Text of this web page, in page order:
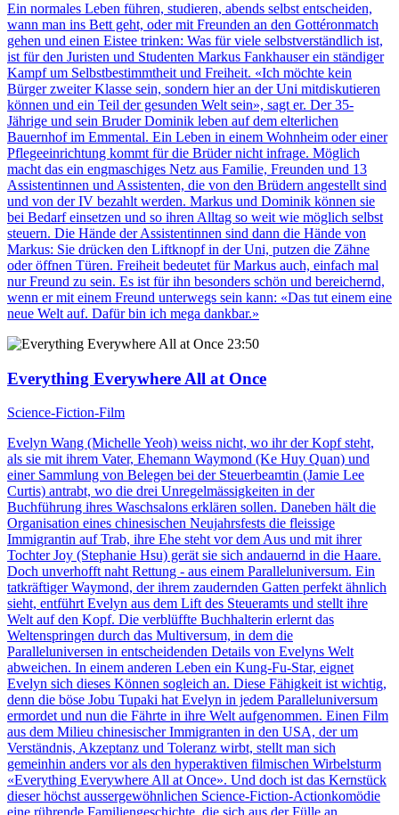
Ein normales Leben führen, studieren, abends selbst entscheiden,
wann man ins Bett geht, oder mit Freunden an den Gottéronmatch
gehen und einen Eistee trinken: Was für viele selbstverständlich ist,
ist für den Juristen und Studenten Markus Fankhauser ein ständiger
Kampf um Selbstbestimmtheit und Freiheit. «Ich möchte kein
Bürger zweiter Klasse sein, sondern hier an der Uni mitdiskutieren
können und ein Teil der gesunden Welt sein», sagt er. Der 35-
Jährige und sein Bruder Dominik leben auf dem elterlichen
Bauernhof im Emmental. Ein Leben in einem Wohnheim oder einer
Pflegeeinrichtung kommt für die Brüder nicht infrage. Möglich
macht das ein engmaschiges Netz aus Familie, Freunden und 13
Assistentinnen und Assistenten, die von den Brüdern angestellt sind
und von der IV bezahlt werden. Markus und Dominik können sie
bei Bedarf einsetzen und so ihren Alltag so weit wie möglich selbst
steuern. Die Hände der Assistentinnen sind dann die Hände von
Markus: Sie drücken den Liftknopf in der Uni, putzen die Zähne
oder öffnen Türen. Freiheit bedeutet für Markus auch, einfach mal
nur Freund zu sein. Es ist für ihn besonders schön und bereichernd,
wenn er mit einem Freund unterwegs sein kann: «Das tut einem eine
neue Welt auf. Dafür bin ich mega dankbar.»
23:50
Everything Everywhere All at Once
Science-Fiction-Film
Evelyn Wang (Michelle Yeoh) weiss nicht, wo ihr der Kopf steht,
als sie mit ihrem Vater, Ehemann Waymond (Ke Huy Quan) und
einer Sammlung von Belegen bei der Steuerbeamtin (Jamie Lee
Curtis) antrabt, wo die drei Unregelmässigkeiten in der
Buchführung ihres Waschsalons erklären sollen. Daneben hält die
Organisation eines chinesischen Neujahrsfests die fleissige
Immigrantin auf Trab, ihre Ehe steht vor dem Aus und mit ihrer
Tochter Joy (Stephanie Hsu) gerät sie sich andauernd in die Haare.
Doch unverhofft naht Rettung - aus einem Paralleluniversum. Ein
tatkräftiger Waymond, der ihrem zaudernden Gatten perfekt ähnlich
sieht, entführt Evelyn aus dem Lift des Steueramts und stellt ihre
Welt auf den Kopf. Die verblüffte Buchhalterin erlernt das
Weltenspringen durch das Multiversum, in dem die
Paralleluniversen in entscheidenden Details von Evelyns Welt
abweichen. In einem anderen Leben ein Kung-Fu-Star, eignet
Evelyn sich dieses Können sogleich an. Diese Fähigkeit ist wichtig,
denn die böse Jobu Tupaki hat Evelyn in jedem Paralleluniversum
ermordet und nun die Fährte in ihre Welt aufgenommen. Einen Film
aus dem Milieu chinesischer Immigranten in den USA, der um
Verständnis, Akzeptanz und Toleranz wirbt, stellt man sich
gemeinhin anders vor als den hyperaktiven filmischen Wirbelsturm
«Everything Everywhere All at Once». Und doch ist das Kernstück
dieser höchst aussergewöhnlichen Science-Fiction-Actionkomödie